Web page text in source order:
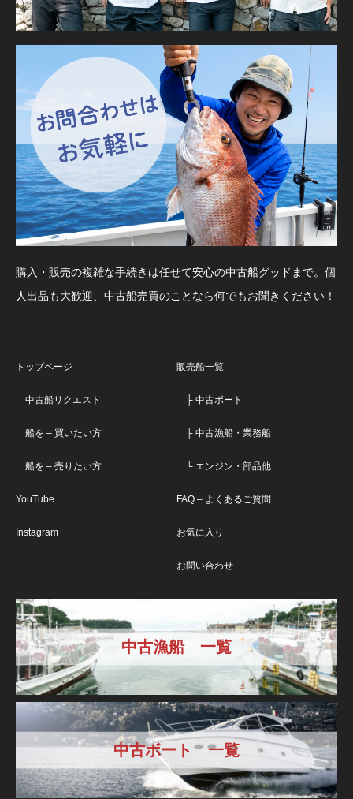
購入・販売の複雑な手続きは任せて安心の中古船グッドまで。個
人出品も大歓迎、中古船売買のことなら何でもお聞きください！
トップページ
中古船リクエスト
船を – 買いたい方
船を – 売りたい方
YouTube
Instagram
販売船一覧
├ 中古ボート
├ 中古漁船・業務船
└ エンジン・部品他
FAQ – よくあるご質問
お気に入り
お問い合わせ
中古漁船 一覧
中古ボート 一覧